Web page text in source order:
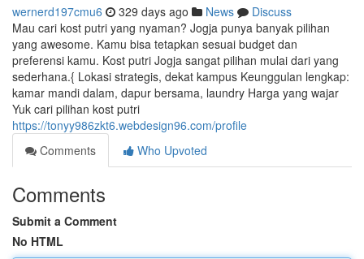
wernerd197cmu6 329 days ago News
Discuss
Mau cari kost putri yang nyaman? Jogja punya banyak pilihan
yang awesome. Kamu bisa tetapkan sesuai budget dan
preferensi kamu. Kost putri Jogja sangat pilihan mulai dari yang
sederhana.{ Lokasi strategis, dekat kampus Keunggulan lengkap:
kamar mandi dalam, dapur bersama, laundry Harga yang wajar
Yuk cari pilihan kost putri
https://tonyy986zkt6.webdesign96.com/profile
Comments
Who Upvoted
Comments
Submit a Comment
No HTML